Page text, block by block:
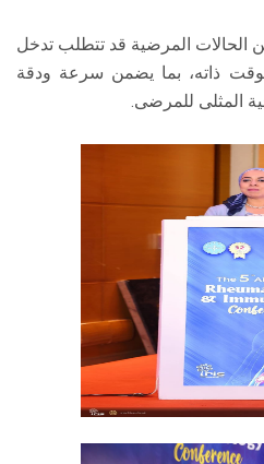
الحالات المرضية قد تتطلب تدخل
ذاته، بما يضمن سرعة ودقة
المثلى للمرضى.